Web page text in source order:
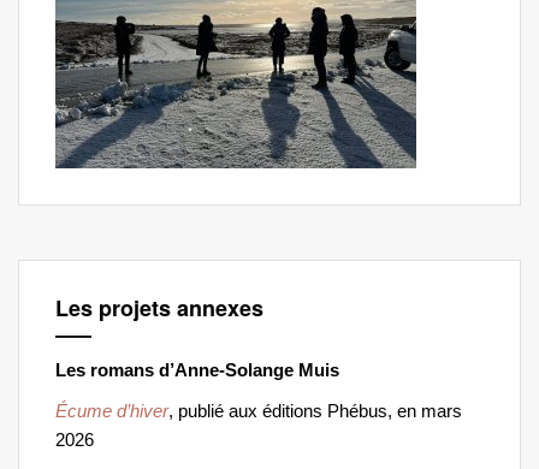
Les projets annexes
Les romans d’Anne-Solange Muis
Écume d’hiver, publié aux éditions Phébus, en mars
2026